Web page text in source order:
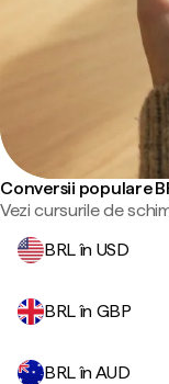
Conversii populare
Vezi cursurile de
BRL în USD
BRL în GBP
BRL în AUD